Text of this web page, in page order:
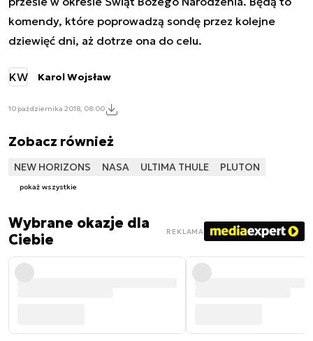
komendy, które poprowadzą sondę przez kolejne
dziewięć dni, aż dotrze ona do celu.
KW Karol Wojsław
10 października 2018, 08:00
Zobacz również
NEW HORIZONS NASA ULTIMA THULE PLUTON
pokaż wszystkie
Wybrane okazje dla
Ciebie
REKLAMA